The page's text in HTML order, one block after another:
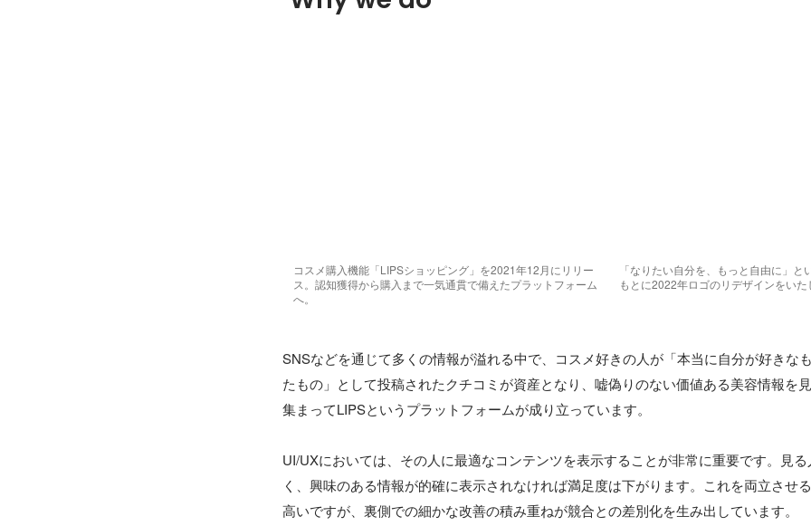
コスメ購入機能「LIPSショッピング」を2021年12月にリリー
ス。認知獲得から購入まで一気通貫で備えたプラットフォーム
へ。
「なりたい自分を、もっと自由に」と
もとに2022年ロゴのリデザインをいた
SNSなどを通じて多くの情報が溢れる中で、コスメ好きの人が「本当に自分が好きな
たもの」として投稿されたクチコミが資産となり、嘘偽りのない価値ある美容情報を
集まってLIPSというプラットフォームが成り立っています。
UI/UXにおいては、その人に最適なコンテンツを表示することが非常に重要です。見
く、興味のある情報が的確に表示されなければ満足度は下がります。これを両立させ
高いですが、裏側での細かな改善の積み重ねが競合との差別化を生み出しています。